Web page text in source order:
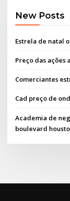
New Posts
Estrela de natal
Preço das ações
Comerciantes
Cad preço de
Academia de
boulevard